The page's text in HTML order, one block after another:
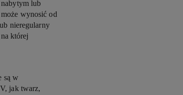
lub
wynosić od
nieregularny
której
są w
jak twarz,